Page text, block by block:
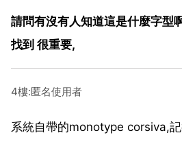
請問有沒有人知道這是什麼字型
找到 很重要,
4樓:匿名使用者
系統自帶的monotype corsiva,